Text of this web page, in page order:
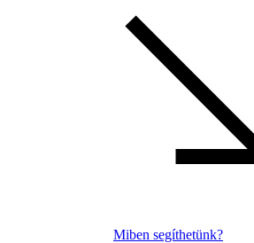
Miben segíthetünk?